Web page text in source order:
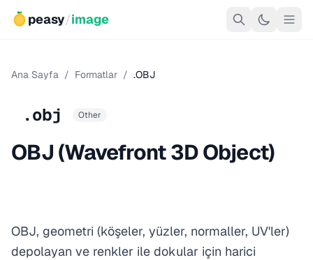
peasy/image
Ana Sayfa / Formatlar / .OBJ
.obj Other
OBJ (Wavefront 3D Object)
OBJ, geometri (köşeler, yüzler, normaller, UV'ler)
depolayan ve renkler ile dokular için harici